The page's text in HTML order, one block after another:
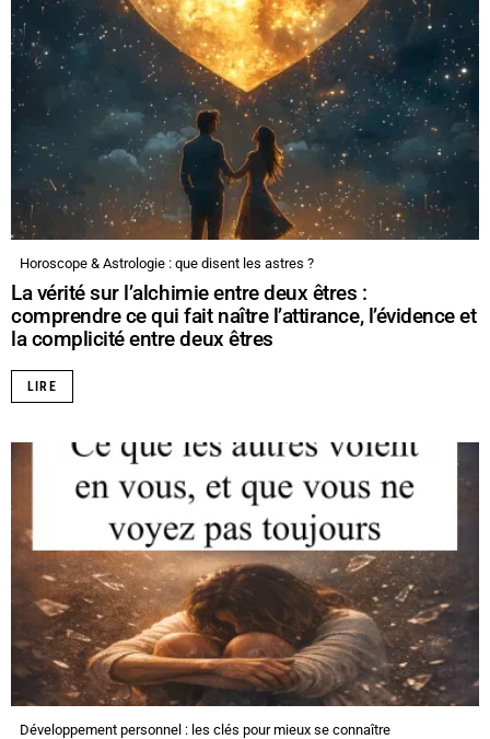
Horoscope & Astrologie : que disent les astres ?
La vérité sur l’alchimie entre deux êtres :
comprendre ce qui fait naître l’attirance, l’évidence et
la complicité entre deux êtres
LIRE
Développement personnel : les clés pour mieux se connaître